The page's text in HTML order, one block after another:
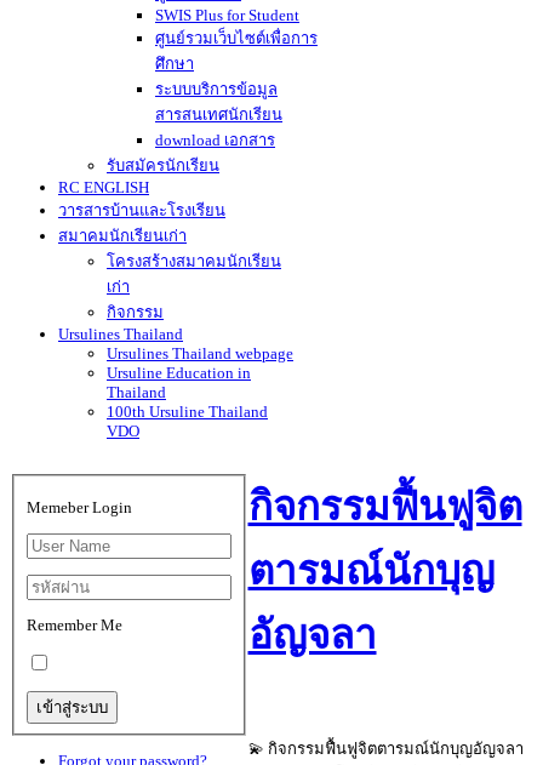
SWIS Plus for Student
ศูนย์รวมเว็บไซต์เพื่อการ
ศึกษา
ระบบบริการข้อมูล
สารสนเทศนักเรียน
download เอกสาร
รับสมัครนักเรียน
RC ENGLISH
วารสารบ้านและโรงเรียน
สมาคมนักเรียนเก่า
โครงสร้างสมาคมนักเรียน
เก่า
กิจกรรม
Ursulines Thailand
Ursulines Thailand webpage
Ursuline Education in
Thailand
100th Ursuline Thailand
VDO
Memeber Login
Remember Me
Forgot your password?
กิจกรรมฟื้นฟูจิต
ตารมณ์นักบุญ
อัญจลา
💫 กิจกรรมฟื้นฟูจิตตารมณ์นักบุญอัญจลา